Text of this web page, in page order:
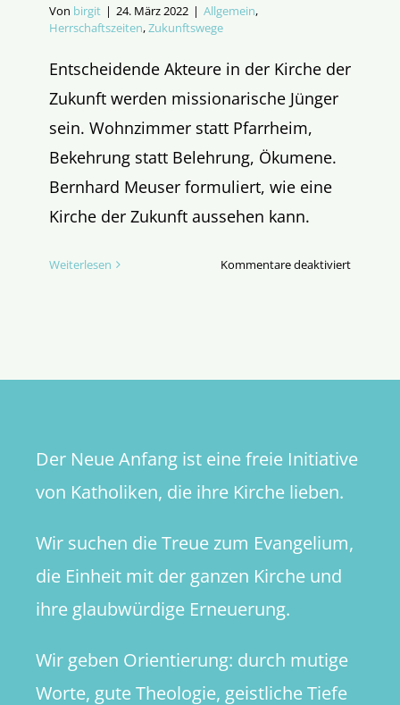
Von birgit | 24. März 2022 | Allgemein,
Herrschaftszeiten,Zukunftswege
Entscheidende Akteure in der Kirche der
Zukunft werden missionarische Jünger
sein. Wohnzimmer statt Pfarrheim,
Bekehrung statt Belehrung, Ökumene.
Bernhard Meuser formuliert, wie eine
Kirche der Zukunft aussehen kann.
Weiterlesen Kommentare deaktiviertfür
Der Neue Anfang ist eine freie Initiative
von Katholiken, die ihre Kirche lieben.
Wir suchen die Treue zum Evangelium,
die Einheit mit der ganzen Kirche und
ihre glaubwürdige Erneuerung.
Wir geben Orientierung: durch mutige
Worte, gute Theologie, geistliche Tiefe